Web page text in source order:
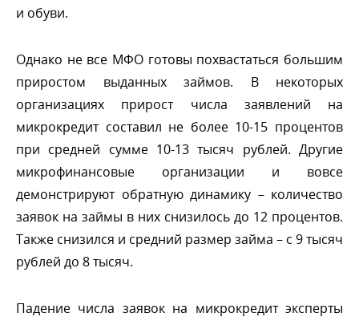
и обуви.
Однако не все МФО готовы похвастаться большим
приростом выданных займов. В некоторых
организациях прирост числа заявлений на
микрокредит составил не более 10-15 проценто
при средней сумме 10-13 тысяч рублей. Другие
микрофинансовые организации и вовсе
демонстрируют обратную динамику – количество
заявок на займы в них снизилось до 12 процентов.
Также снизился и средний размер займа – с 9 тысяч
рублей до 8 тысяч.
Падение числа заявок на микрокредит эксперты